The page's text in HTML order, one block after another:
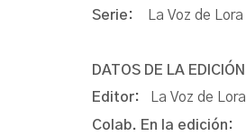
Serie:
La Voz de Lora
DATOS DE LA EDICIÓN
Editor:
La Voz de Lora
Colab. En la edición: